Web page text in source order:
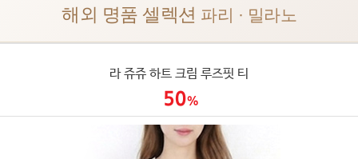
해외 명품 셀렉션 파리 · 밀라노
라 쥬쥬 하트 크림 루즈핏 티